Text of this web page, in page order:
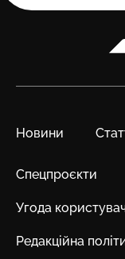
Новини
Спецпроєкти
Угода
Редакційна